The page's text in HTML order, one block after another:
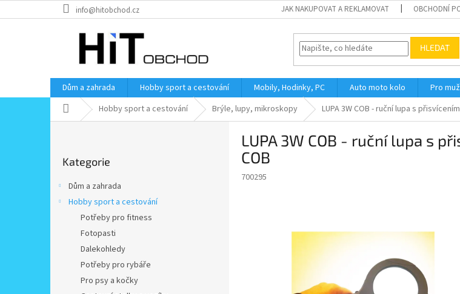
na
info@hitobchod.cz JAK NAKUPOVAT A REKLAMOVAT OBCHODNÍ
HLEDAT
Dům a zahrada Hobby sport a cestování Mobily, Hodinky, PC Auto moto kolo Pro
Domů Hobby sport a cestování Brýle, lupy, mikroskopy LUPA 3W COB - ruční lupa s
kategorie
Kategorie
Dům a zahrada
Hobby sport a cestování
Potřeby pro fitness
Fotopasti
Dalekohledy
Potřeby pro rybáře
Pro psy a kočky
LUPA 3W COB - ruční lupa s
COB
700295